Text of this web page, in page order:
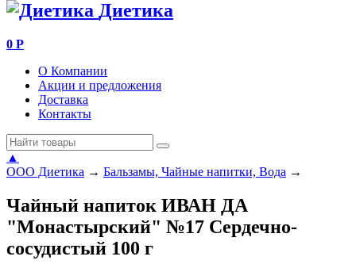
Диетика
0 Р
О Компании
Акции и предложения
Доставка
Контакты
▲
ООО Диетика → Бальзамы, Чайные напитки, Вода →
Чайный напиток ИВАН ДА
"Монастырский" №17 Сердечно-
сосудистый 100 г